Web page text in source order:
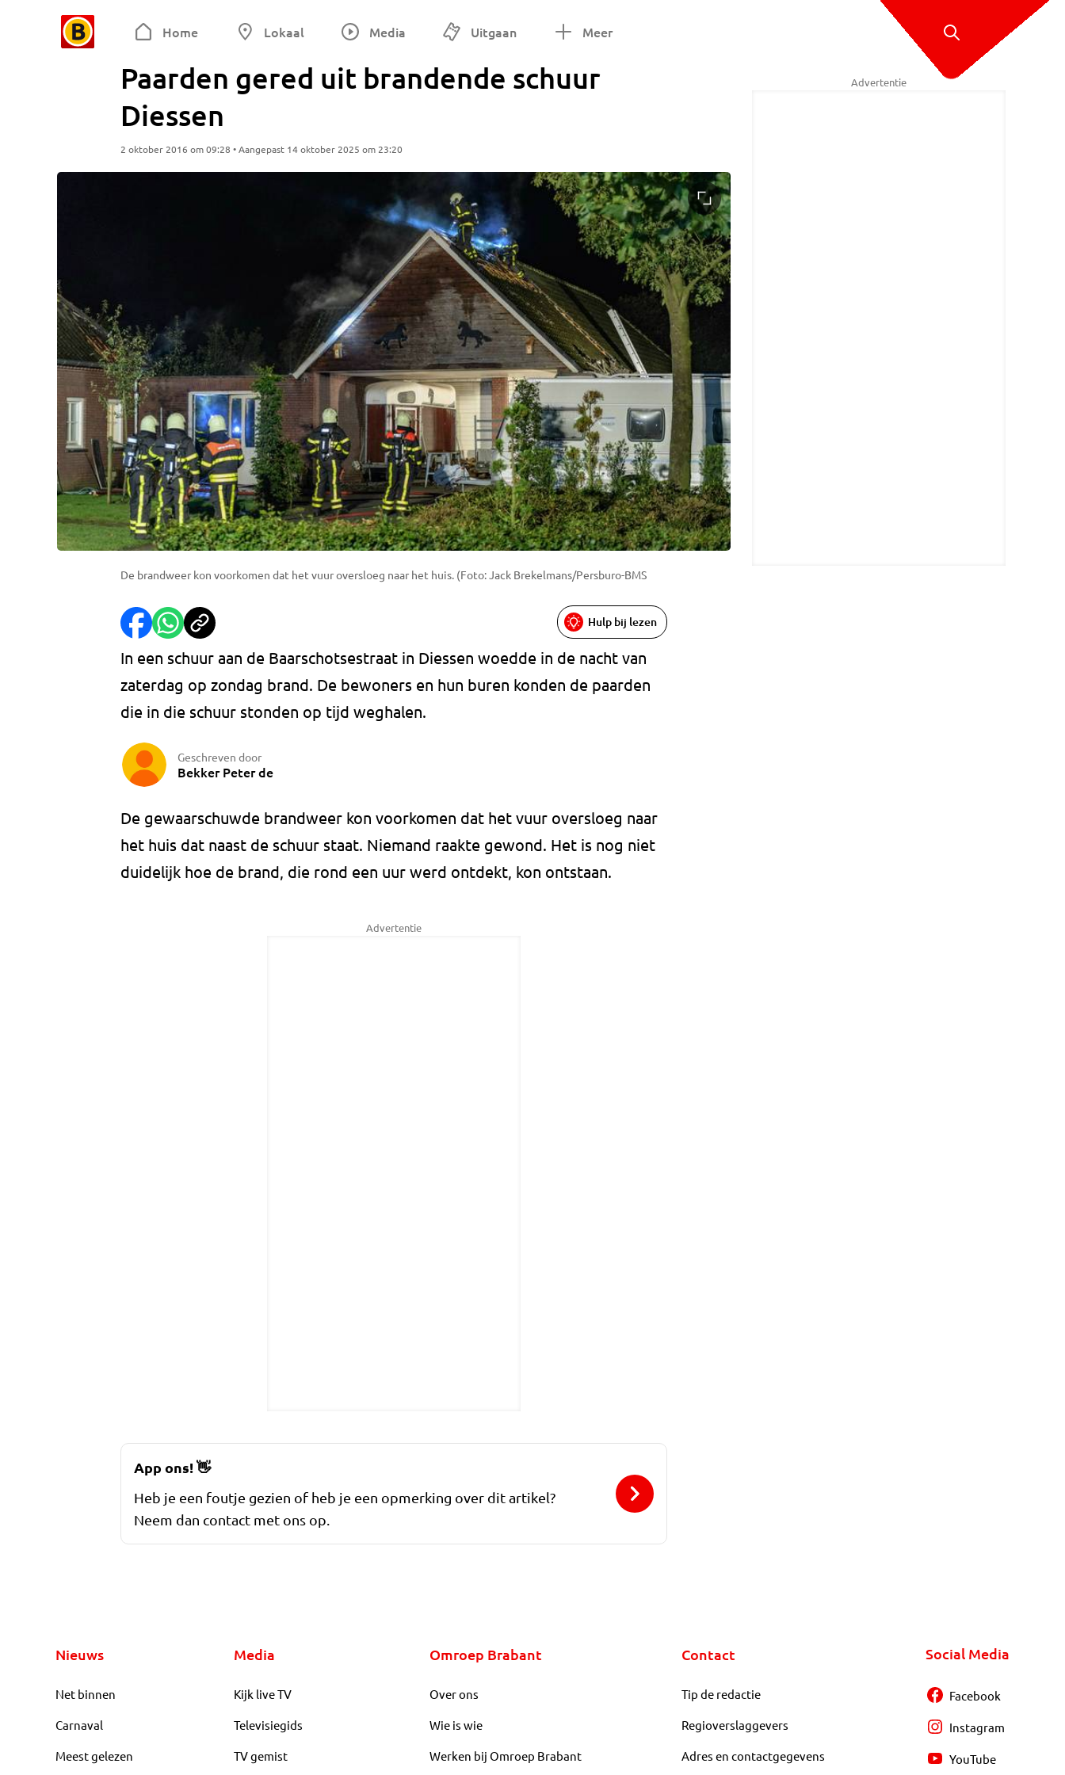
Home Lokaal Media Uitgaan Meer
Paarden gered uit brandende schuur
Diessen
2 oktober 2016 om 09:28 • Aangepast 14 oktober 2025 om 23:20
De brandweer kon voorkomen dat het vuur oversloeg naar het huis. (Foto: Jack Brekelmans/Persburo-BMS
Hulp bij lezen
In een schuur aan de Baarschotsestraat in Diessen woedde in de nacht van
zaterdag op zondag brand. De bewoners en hun buren konden de paarden
die in die schuur stonden op tijd weghalen.
Geschreven door
Bekker Peter de
De gewaarschuwde brandweer kon voorkomen dat het vuur oversloeg naar
het huis dat naast de schuur staat. Niemand raakte gewond. Het is nog niet
duidelijk hoe de brand, die rond een uur werd ontdekt, kon ontstaan.
Advertentie
Advertentie
App ons!👋
Heb je een foutje gezien of heb je een opmerking over dit artikel?
Neem dan contact met ons op.
Nieuws
Net binnen
Carnaval
Meest gelezen
Media
Kijk live TV
Televisiegids
TV gemist
Omroep Brabant
Over ons
Wie is wie
Werken bij Omroep Brabant
Contact
Tip de redactie
Regioverslaggevers
Adres en contactgegevens
Social Media
Facebook
Instagram
YouTube